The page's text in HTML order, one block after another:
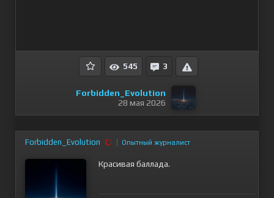
545 3
Forbidden_Evolution
28 мая 2026
Forbidden_Evolution Опытный журналист
Красивая баллада.